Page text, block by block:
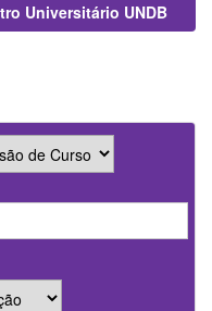
Universitário UNDB